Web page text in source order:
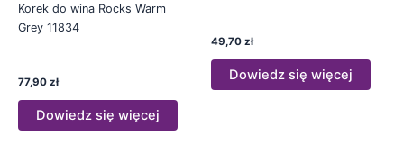
Korek do wina Rocks Warm
Grey 11834
77,90 zł
Dowiedz się więcej
49,70 zł
Dowiedz się więcej